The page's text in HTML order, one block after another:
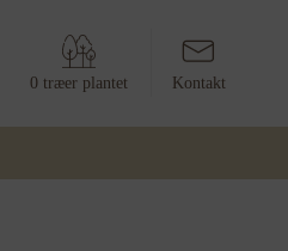
0 træer plantet Kontakt